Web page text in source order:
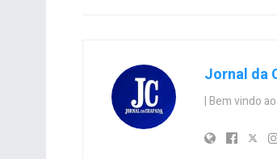
Jornal da
| Bem vindo